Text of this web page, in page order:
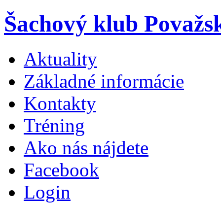
Šachový klub
Aktuality
Základné informácie
Kontakty
Tréning
Ako nás nájdete
Facebook
Login